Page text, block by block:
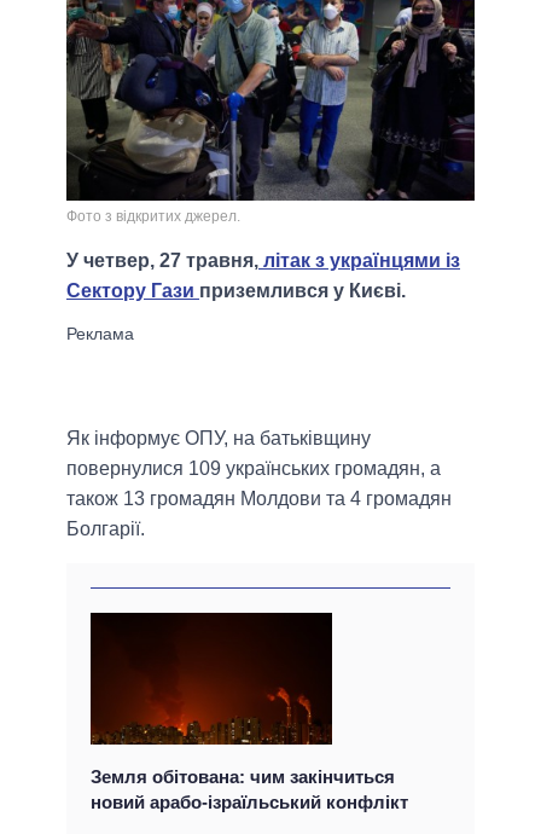
Фото з відкритих джерел.
У четвер, 27 травня, літак з українцями із
Сектору Гази приземлився у Києві.
Як інформує ОПУ, на батьківщину
повернулися 109 українських громадян, а
також 13 громадян Молдови та 4 громадян
Болгарії.
Земля обітована: чим закінчиться
новий арабо-ізраїльський конфлікт